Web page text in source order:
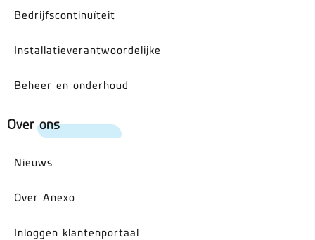
Bedrijfscontinuïteit
Installatieverantwoordelijke
Beheer en onderhoud
Over ons
Nieuws
Over Anexo
Inloggen klantenportaal